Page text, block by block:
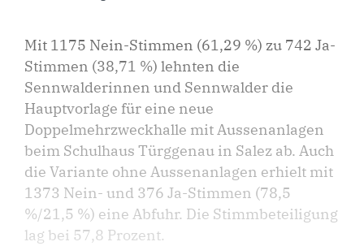
Mit 1175 Nein-Stimmen (61,29 %) zu 742 Ja-
Stimmen (38,71 %) lehnten die
Sennwalderinnen und Sennwalder die
Hauptvorlage für eine neue
Doppelmehrzweckhalle mit Aussenanlagen
beim Schulhaus Türggenau in Salez ab. Auch
die Variante ohne Aussenanlagen erhielt mit
1373 Nein- und 376 Ja-Stimmen (78,5
%/21,5 %) eine Abfuhr. Die Stimmbeteiligung
lag bei 57,8 Prozent.